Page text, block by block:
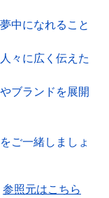
中になれること
々に広く伝えた
ブランドを展開
ご一緒しましょ
参照元はこちら